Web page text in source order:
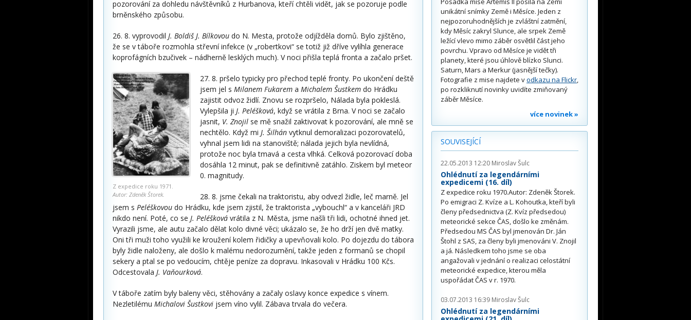
pozorování za dohledu návštěvníků z Hurbanova, kteří chtěli vidět, jak se pozoruje podle
brněnského způsobu.
26. 8. vyprovodil J. Boldiš J. Bílkovou do N. Mesta, protože odjížděla domů. Bylo zjištěno,
že se v táboře rozmohla střevní infekce (v „robertkovi“ se totiž již dříve vylíhla generace
koprofágních bzučivek – nádherně lesklých much). V noci přišla teplá fronta a začalo pršet.
Z expedice roku 1971.
Autor: Zdeněk Štorek.
27. 8. pršelo typicky pro přechod teplé fronty. Po ukončení deště
jsem jel s Milanem Fukarem a Michalem Šustkem do Hrádku
zajistit odvoz židlí. Znovu se rozpršelo, Nálada byla pokleslá.
Vylepšila ji J. Peléšková, když se vrátila z Brna. V noci se začalo
jasnit, V. Znojil se mě snažil zaktivovat k pozorování, ale mně se
nechtělo. Když mi J. Šilhán vytknul demoralizaci pozorovatelů,
vyhnal jsem lidi na stanoviště; nálada jejich byla nevlídná,
protože noc byla tmavá a cesta vlhká. Celková pozorovací doba
dosáhla 12 minut, pak se definitivně zatáhlo. Ziskem byl meteor
0. magnitudy.
28. 8. jsme čekali na traktoristu, aby odvezl židle, leč marně. Jel
jsem s Peléškovou do Hrádku, kde jsem zjistil, že traktorista „vybouchl“ a v kanceláři JRD
nikdo není. Poté, co se J. Peléšková vrátila z N. Města, jsme našli tři lidi, ochotné ihned jet.
Vyrazili jsme, ale autu začalo dělat kolo divné věci; ukázalo se, že ho drží jen dvě matky.
Oni tři muži toho využili ke kroužení kolem řidičky a upevňovali kolo. Po dojezdu do tábora
byly židle naloženy, ale došlo k malému nedorozumění, takže jeden z formanů se chopil
sekery a ptal se po vedoucím, chtěje peníze za dopravu. Inkasovali v Hrádku 100 Kčs.
Odcestovala J. Vaňourková.
V táboře zatím byly baleny věci, stěhovány a začaly oslavy konce expedice s vínem.
Nezletilému Michalovi Šustkovi jsem víno vylil. Zábava trvala do večera.
unikátní snímky Země i Měsíce. Jeden z
nejpozoruhodnějších je zvláštní zatmění,
kdy Měsíc zakryl Slunce, ale srpek Země
ležící vlevo mimo záběr osvětlil část jeho
povrchu. Vpravo od Měsíce je vidět tři
planety, které jsou úhlově blízko Slunci.
Saturn, Mars a Merkur (jasnější tečky).
Fotografie z mise najdete vodkazu na Flickr,
po rozkliknutí novinky uvidíte zmiňovaný
záběr Měsíce.
více novinek »
SOUVISEJÍCÍ
22.05.2013 12:20 Miroslav Šulc
Ohlédnutí za legendárními
expedicemi (16. díl)
Z expedice roku 1970.Autor: Zdeněk Štorek.
Po emigraci Z. Kvíze a L. Kohoutka, kteří byli
členy předsednictva (Z. Kvíz předsedou)
meteorické sekce ČAS, došlo ke změnám.
Předsedou MS ČAS byl jmenován Dr. Ján
Štohl z SAS, za členy byli jmenováni V. Znojil
a já. Následkem toho jsme se oba
angažovali v jednání o realizaci celostátní
meteorické expedice, kterou měla
uspořádat ČAS v r. 1970.
03.07.2013 16:39 Miroslav Šulc
Ohlédnutí za legendárními